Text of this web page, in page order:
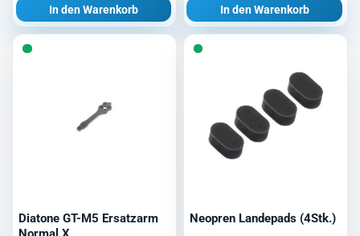
In den Warenkorb In den Warenkorb
Diatone GT-M5 Ersatzarm
Neopren Landepads (4Stk.)